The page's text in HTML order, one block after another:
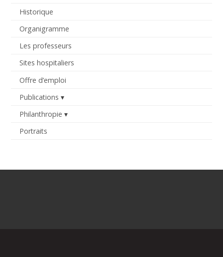
Historique
Organigramme
Les professeurs
Sites hospitaliers
Offre d’emploi
Publications
Philanthropie
Portraits